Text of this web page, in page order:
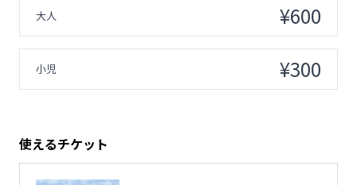
大人 ¥600
小児 ¥300
使えるチケット